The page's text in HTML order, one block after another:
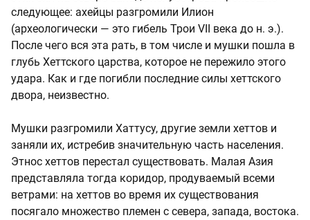
следующее: ахейцы разгромили Илион
(археологически — это гибель Трои VII века до н. э.).
После чего вся эта рать, в том числе и мушки пошла в
глубь Хеттского царства, которое не пережило этого
удара. Как и где погибли последние силы хеттского
двора, неизвестно.
Мушки разгромили Хаттусу, другие земли хеттов и
заняли их, истребив значительную часть населения.
Этнос хеттов перестал существовать. Малая Азия
представляла тогда коридор, продуваемый всеми
ветрами: на хеттов во время их существования
посягало множество племен c севера, запада, востока.